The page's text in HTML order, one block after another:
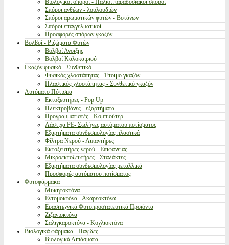
Βιολογικοί σπόροι - Παλιοί παραδοσιακοί σπόροι
Σπόροι ανθέων - λουλουδιών
Σπόροι αρωματικών φυτών - Βοτάνων
Σπόροι επαγγελματικοί
Προσφορές σπόρων γκαζόν
Βολβοί - Ριζώματα Φυτών
Βολβοί Ανοιξης
Βολβοί Καλοκαιριού
Γκαζόν φυσικό - Συνθετικό
Φυσικός χλοοτάπητας - Έτοιμο γκαζόν
Πλαστικός χλοοτάπητας - Συνθετικό γκαζόν
Αυτόματο Πότισμα
Εκτοξευτήρες - Pop Up
Ηλεκτροβάνες - εξαρτήματα
Προγραμματιστές - Κομπιούτερ
Λάστιχα PE- Σωλήνες αυτόματου ποτίσματος
Εξαρτήματα συνδεσμολογίας πλαστικά
Φίλτρα Νερού - Λιπαντήρες
Εκτοξευτήρες νερού - Επιφανείας
Μικροεκτοξευτήρες - Σταλάκτες
Εξαρτήματα συνδεσμολογίας μεταλλικά
Προσφορές αυτόματου ποτίσματος
Φυτοφάρμακα
Μυκητοκτόνα
Εντομοκτόνα - Ακαρεοκτόνα
Ερασιτεχνικά Φυτοπροστατευτικά Προιόντα
Ζιζανιοκτόνα
Σαλιγκαροκτόνα - Κοχλιοκτόνα
Βιολογικά φάρμακα - Παγίδες
Βιολογικά Λιπάσματα